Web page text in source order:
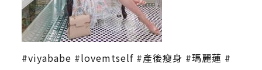
#viyababe #lovemtself #產後瘦身 #瑪麗蓮 #